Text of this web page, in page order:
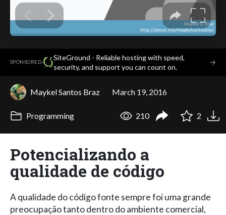
SPONSORED·
SiteGround - Reliable hosting with speed,
security, and support you can count on.
→
Maykel Santos Braz March 19, 2016
Programming 210 2
Potencializando a
qualidade de código
A qualidade do código fonte sempre foi uma grande
preocupação tanto dentro do ambiente comercial,